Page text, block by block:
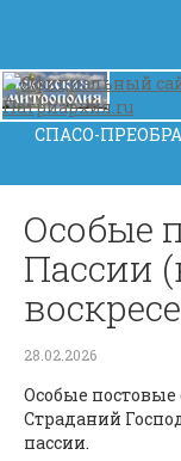
СПАСО-
Особые
Пассии
28.02.2026
Особые
Страданий
пассии.